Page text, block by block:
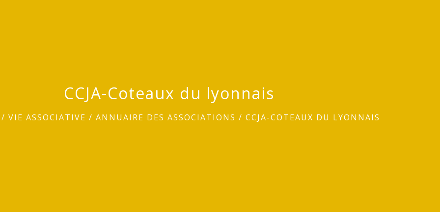
CCJA-Coteaux du lyonnais
/ VIE ASSOCIATIVE / ANNUAIRE DES ASSOCIATIONS / CCJA-COTEAUX DU LYONNAIS